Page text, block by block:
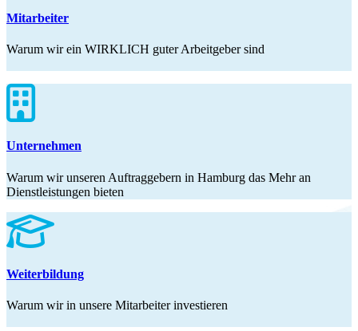
Mitarbeiter
Warum wir ein WIRKLICH guter Arbeitgeber sind
Unternehmen
Warum wir unseren Auftraggebern in Hamburg das Mehr an
Dienstleistungen bieten
Weiterbildung
Warum wir in unsere Mitarbeiter investieren